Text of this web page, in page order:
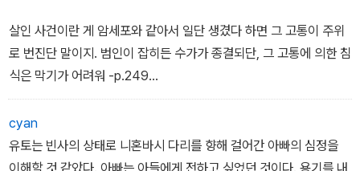
살인 사건이란 게 암세포와 같아서 일단 생겼다 하면 그 고통이 주위
로 번진단 말이지. 범인이 잡히든 수가가 종결되단, 그 고통에 의한 침
식은 막기가 어려워 -p.249
가가 씨가 본 것은 시체지 살아 있는 사람의 죽음이 아니에요. 저는 죽
어가는 사람들을 수없이 봐 왔어요. 죽음을 눈 앞에 두었을 때 사람은
본래의 마음으로 돌아가죠. 자존심이나 의지 같은 것을 다 버리고 자
cyan
유토는 빈사의 상태로 니혼바시 다리를 향해 걸어간 아빠의 심정을
이해할 것 같았다. 아빠는 아들에게 전하고 싶었던 것이다. 용기를 내